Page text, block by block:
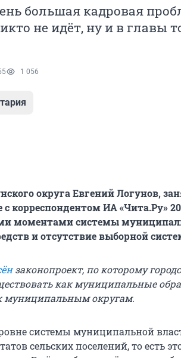
большая кадровая
не идёт, ну и в главы
1 056
округа Евгений Логунов,
с корреспондентом ИА «Чита.Ру»
моментами системы
и отсутствие выборной
законопроект, по которому
как муниципальные
муниципальным округам.
системы муниципальной
сельских поселений, то есть